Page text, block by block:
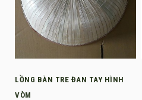
LỒNG BÀN TRE ĐAN TAY HÌNH
VÒM